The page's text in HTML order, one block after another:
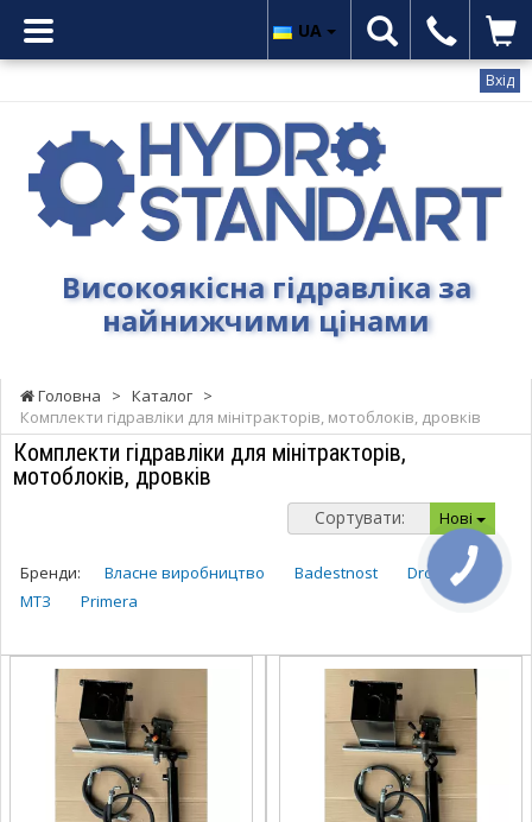
Вхід
Гідростандарт
Високоякісна
гідравліка
цінамиВисокоякісна гідравліка за
найнижчими цінами
UA
Головна > Каталог >
Комплекти гідравліки для мінітракторів, мотоблоків, дровків
Комплекти гідравліки для мінітракторів,
мотоблоків, дровків
Сортувати: Нові
Бренди: Власне виробництво Badestnost
Dropsa
МТЗ
Primera